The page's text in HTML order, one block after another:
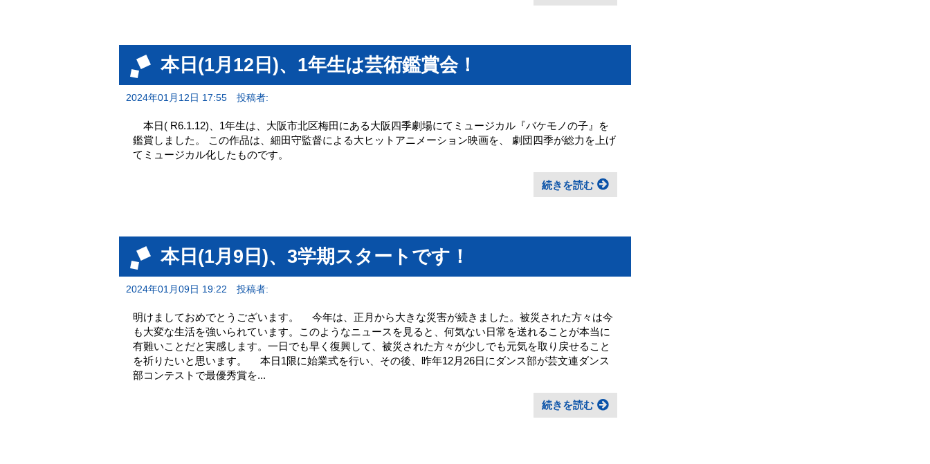
本日(1月12日)、1年生は芸術鑑賞会！
2024年01月12日 17:55 投稿者:
本日( R6.1.12)、1年生は、大阪市北区梅田にある大阪四季劇場にてミュージカル『バケモノの子』を
鑑賞しました。 この作品は、細田守監督による大ヒットアニメーション映画を、 劇団四季が総力を上げ
てミュージカル化したものです。
続きを読む
本日(1月9日)、3学期スタートです！
2024年01月09日 19:22 投稿者:
明けましておめでとうございます。 今年は、正月から大きな災害が続きました。被災された方々は今
も大変な生活を強いられています。このようなニュースを見ると、何気ない日常を送れることが本当に
有難いことだと実感します。一日でも早く復興して、被災された方々が少しでも元気を取り戻せること
を祈りたいと思います。 本日1限に始業式を行い、その後、昨年12月26日にダンス部が芸文連ダンス
部コンテストで最優秀賞を...
続きを読む